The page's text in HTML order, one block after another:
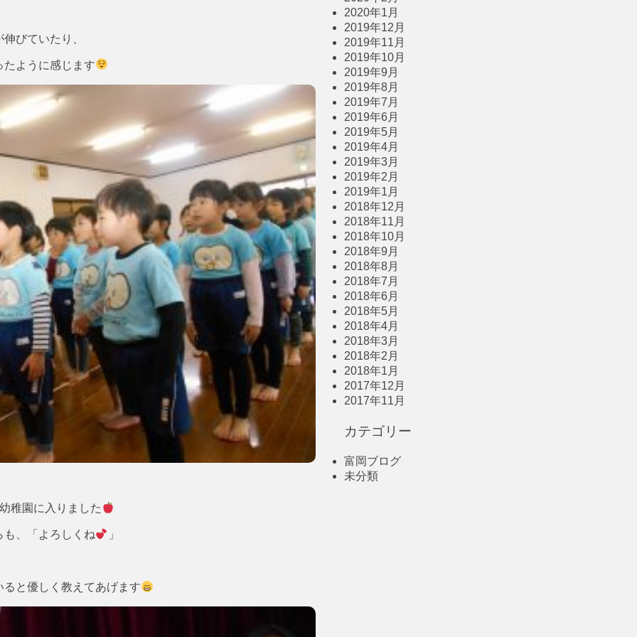
びていたり、
ように感じます
稚園に入りました
、「よろしくね 」
と優しく教えてあげます
2020年1月
2019年12月
2019年11月
2019年10月
2019年9月
2019年8月
2019年7月
2019年6月
2019年5月
2019年4月
2019年3月
2019年2月
2019年1月
2018年12月
2018年11月
2018年10月
2018年9月
2018年8月
2018年7月
2018年6月
2018年5月
2018年4月
2018年3月
2018年2月
2018年1月
2017年12月
2017年11月
カテゴリー
富岡ブログ
未分類